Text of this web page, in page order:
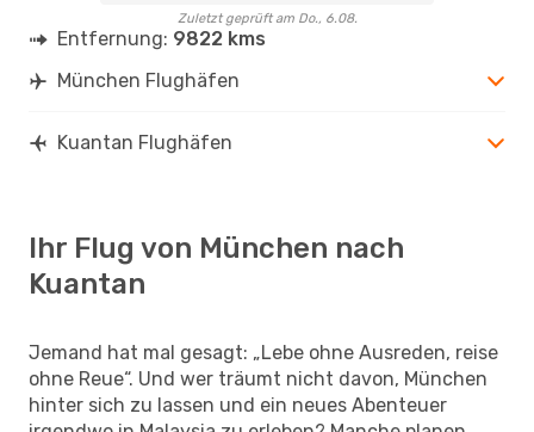
Zuletzt geprüft am Do., 6.08.
Entfernung: 9822 kms
München Flughäfen
Kuantan Flughäfen
Ihr Flug von München nach
Kuantan
Jemand hat mal gesagt: „Lebe ohne Ausreden, reise
ohne Reue“. Und wer träumt nicht davon, München
hinter sich zu lassen und ein neues Abenteuer